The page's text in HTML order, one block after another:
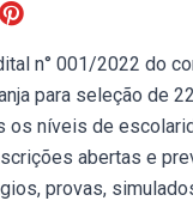
n° 001/2022 do
para seleção de
os níveis de
abertas e
provas,